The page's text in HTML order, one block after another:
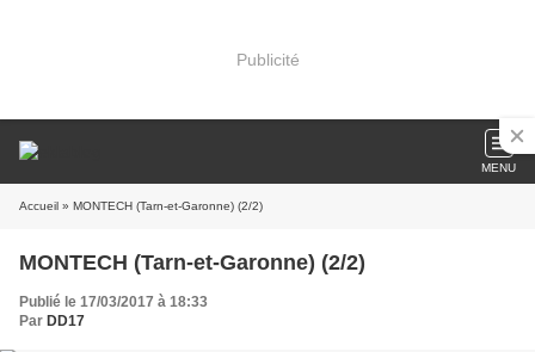
Publicité
MENU
Accueil » MONTECH (Tarn-et-Garonne) (2/2)
MONTECH (Tarn-et-Garonne) (2/2)
Publié le 17/03/2017 à 18:33
Par DD17